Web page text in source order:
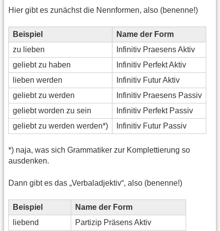
Hier gibt es zunächst die Nennformen, also (benenne!)
Beispiel
Name der Form
zu lieben
Infinitiv Praesens Aktiv
geliebt zu haben
Infinitiv Perfekt Aktiv
lieben werden
Infinitiv Futur Aktiv
geliebt zu werden
Infinitiv Praesens Passiv
geliebt worden zu sein
Infinitiv Perfekt Passiv
geliebt zu werden werden*)
Infinitiv Futur Passiv
*) naja, was sich Grammatiker zur Komplettierung so
ausdenken.
Dann gibt es das „Verbaladjektiv“, also (benenne!)
Beispiel
Name der Form
liebend
Partizip Präsens Aktiv